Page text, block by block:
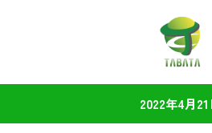
2022年4月21